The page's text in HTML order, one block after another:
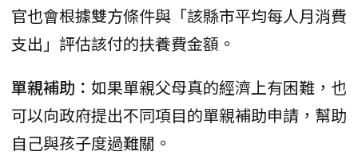
官也會根據雙方條件與「該縣市平均每人月消費
支出」評估該付的扶養費金額。
單親補助： 如果單親父母真的經濟上有困難，也
可以向政府提出不同項目的單親補助申請，幫助
自己與孩子度過難關。